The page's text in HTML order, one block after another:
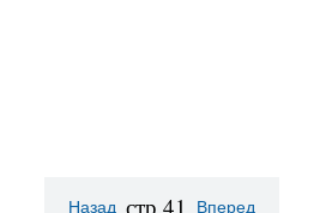
Назад стр.41 Вперед